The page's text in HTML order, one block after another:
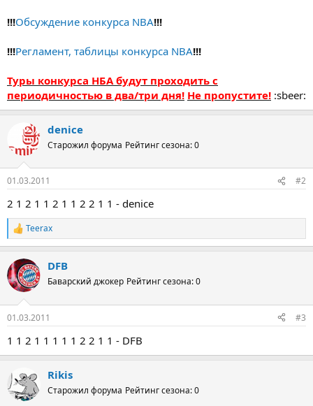
!!!Обсуждение конкурса NBA!!!
!!!Регламент, таблицы конкурса NBA!!!
Туры конкурса НБА будут проходить с
периодичностью в два/три дня! Не пропустите! :sbeer:
denice
Старожил форума Рейтинг сезона: 0
01.03.2011 #2
2 1 2 1 1 2 1 1 2 2 1 1 - denice
Р
е
к
ц
и
Teerax
DFB
Баварский джокер Рейтинг сезона: 0
01.03.2011 #3
1 1 2 1 1 1 1 1 2 2 1 1 - DFB
Rikis
Старожил форума Рейтинг сезона: 0